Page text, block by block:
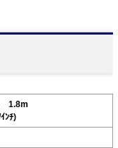
) 1.8m
ﾝﾁ)